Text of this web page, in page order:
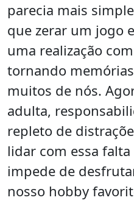
parecia mais
que zerar um jogo
uma realização
tornando
muitos de nós.
adulta,
repleto de
lidar com essa
impede de
nosso hobby